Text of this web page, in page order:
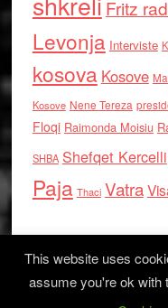
Fritz
Levonja Interviste
kosova Kosove
Kosove Nene Tereza
Floqi Raimonda Moisiu
SHBA Shefqet Kercelli
Paja Thaci Vatra
This website uses
assume you're ok with